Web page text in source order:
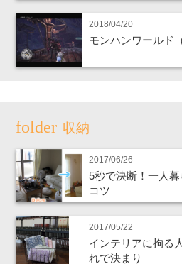
2018/04/20
モンハンワールド
収納
2017/06/26
5秒で決断！一人
コツ
2017/05/22
インテリアに拘る
れで決まり